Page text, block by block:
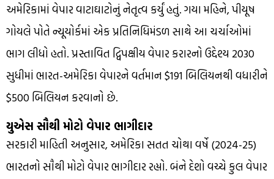
અમેરિકામાં વેપાર વાટાઘાટોનું નેતૃત્વ કર્યું હતું. ગયા મહિને, પીયૂષ
ગોયલે પોતે ન્યૂયોર્કમાં એક પ્રતિનિધિમંડળ સાથે આ ચર્ચાઓમાં
ભાગ લીધો હતો. પ્રસ્તાવિત દ્વિપક્ષીય વેપાર કરારનો ઉદ્દેશ્ય 2030
સુધીમાં ભારત-અમેરિકા વેપારને વર્તમાન $191 બિલિયનથી વધારીને
$500 બિલિયન કરવાનો છે.
યુએસ સૌથી મોટો વેપાર ભાગીદાર
સરકારી માહિતી અનુસાર, અમેરિકા સતત ચોથા વર્ષે (2024-25)
ભારતનો સૌથી મોટો વેપાર ભાગીદાર રહ્યો. બંને દેશો વચ્ચે કુલ વેપાર